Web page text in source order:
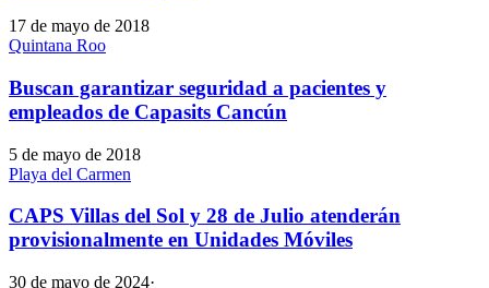
17 de mayo de 2018
Quintana Roo
Buscan garantizar seguridad a pacientes y
empleados de Capasits Cancún
5 de mayo de 2018
Playa del Carmen
CAPS Villas del Sol y 28 de Julio atenderán
provisionalmente en Unidades Móviles
30 de mayo de 2024·